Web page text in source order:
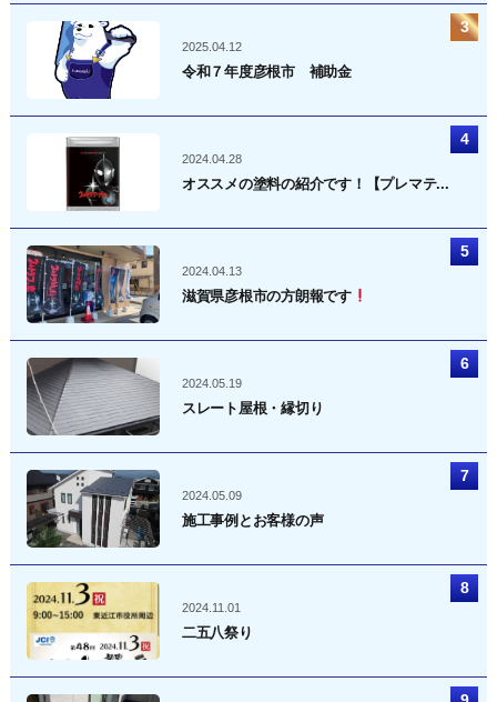
2025.04.12
令和７年度彦根市 補助金
2024.04.28
オススメの塗料の紹介です！【プレマテ...
2024.04.13
滋賀県彦根市の方朗報です
2024.05.19
スレート屋根・縁切り
2024.05.09
施工事例とお客様の声
2024.11.01
二五八祭り